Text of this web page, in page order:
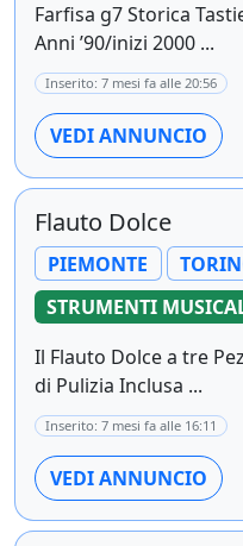
Farfisa g7 Storica
Anni ’90/inizi 2000 ...
Inserito: 7 mesi fa alle 20:56
VEDI ANNUNCIO
Flauto Dolce
PIEMONTE
STRUMENTI
Il Flauto Dolce a tre
di Pulizia Inclusa ...
Inserito: 7 mesi fa alle 16:11
VEDI ANNUNCIO